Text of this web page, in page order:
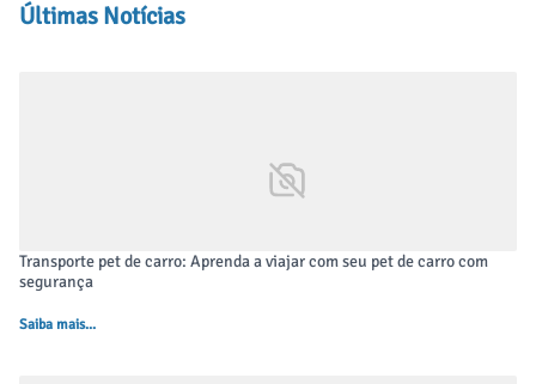
Últimas Notícias
Transporte pet de carro: Aprenda a viajar com seu pet de carro com
segurança
Saiba mais...